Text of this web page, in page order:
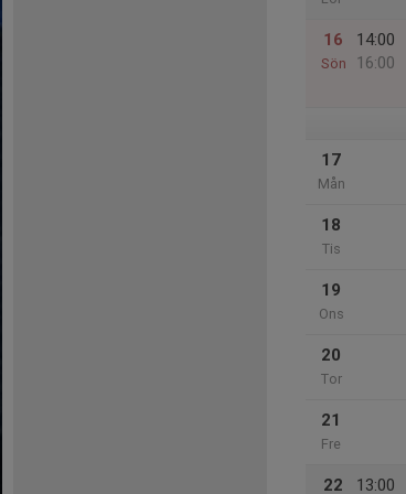
16
Sön
14:00
16:00
17
Mån
18
Tis
19
Ons
20
Tor
21
Fre
22
13:00